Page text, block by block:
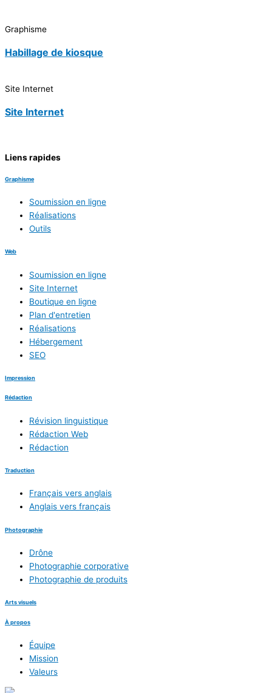
Graphisme
Habillage de kiosque
Site Internet
Site Internet
Liens rapides
Graphisme
Soumission en ligne
Réalisations
Outils
Web
Soumission en ligne
Site Internet
Boutique en ligne
Plan d'entretien
Réalisations
Hébergement
SEO
Impression
Rédaction
Révision linguistique
Rédaction Web
Rédaction
Traduction
Français vers anglais
Anglais vers français
Photographie
Drône
Photographie corporative
Photographie de produits
Arts visuels
À propos
Équipe
Mission
Valeurs